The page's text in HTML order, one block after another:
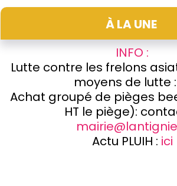
À LA UNE
INFO :
Lutte contre les frelons
moyens de lutte :
Achat groupé de pièges
HT le piège):
Actu PLUIH : ici